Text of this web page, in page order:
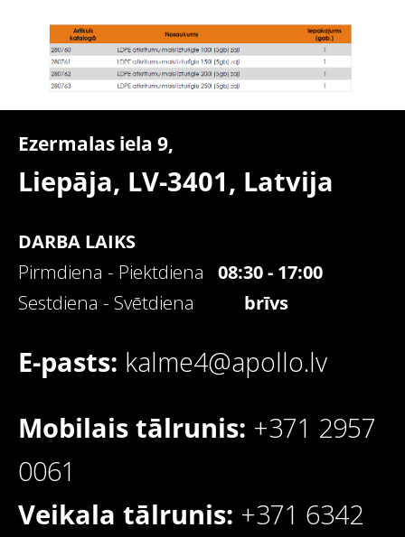
Ezermalas iela 9,
Liepāja, LV-3401, Latvija
DARBA LAIKS
Pirmdiena - Piektdiena 08:30 - 17:00
Sestdiena - Svētdiena brīvs
E-pasts: kalme4@apollo.lv
Mobilais tālrunis: +371 2957
0061
Veikala tālrunis: +371 6342